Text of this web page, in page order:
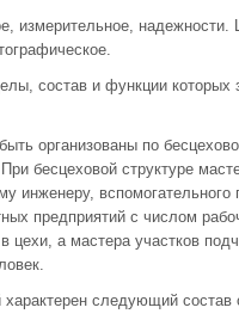
измерительное,
состав и функции которых
организованы по
бесцеховой структуре
инженеру,
предприятий с числом
цехи, а мастера участков
следующий состав